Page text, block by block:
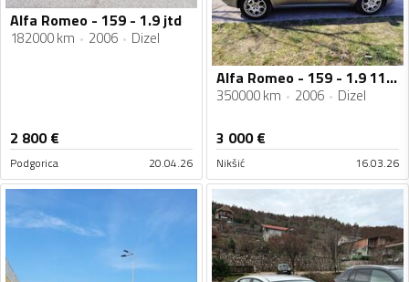
Alfa Romeo - 159 - 1.9 jtd
182000 km 2006 Dizel
2 800€
Podgorica 20.04.26
Alfa Romeo - 159 - 1.9 110kw
350000 km 2006 Dizel
3 000€
Nikšić 16.03.26